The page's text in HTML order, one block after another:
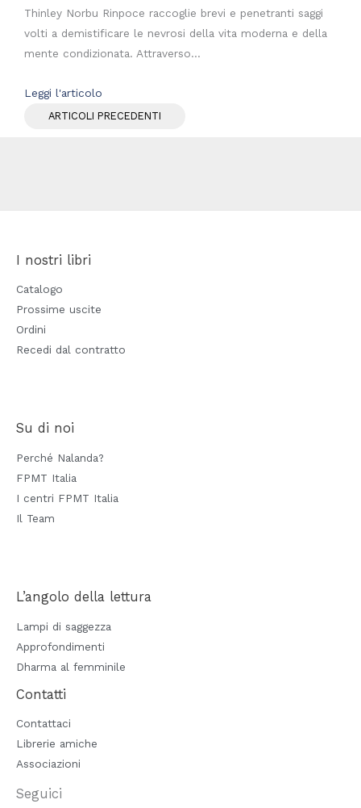
Thinley Norbu Rinpoce raccoglie brevi e penetranti saggi
volti a demistificare le nevrosi della vita moderna e della
mente condizionata. Attraverso...
Leggi l'articolo
ARTICOLI PRECEDENTI
I nostri libri
Catalogo
Prossime uscite
Ordini
Recedi dal contratto
Su di noi
Perché Nalanda?
FPMT Italia
I centri FPMT Italia
Il Team
L’angolo della lettura
Lampi di saggezza
Approfondimenti
Dharma al femminile
Contatti
Contattaci
Librerie amiche
Associazioni
Seguici